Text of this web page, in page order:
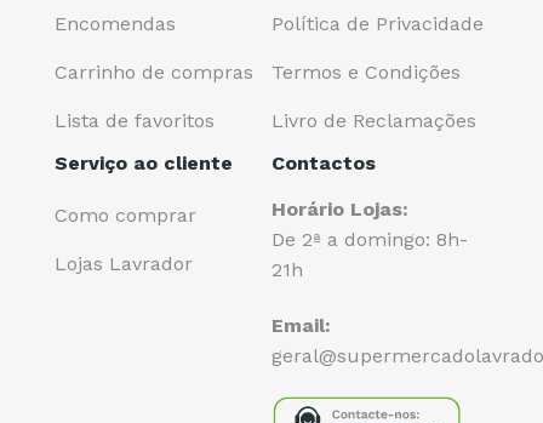
Encomendas
Carrinho de compras
Lista de favoritos
Política de Privacidade
Termos e Condições
Livro de Reclamações
Serviço ao cliente
Como comprar
Lojas Lavrador
Contactos
Horário Lojas:
De 2ª a domingo: 8h-
21h
Email: